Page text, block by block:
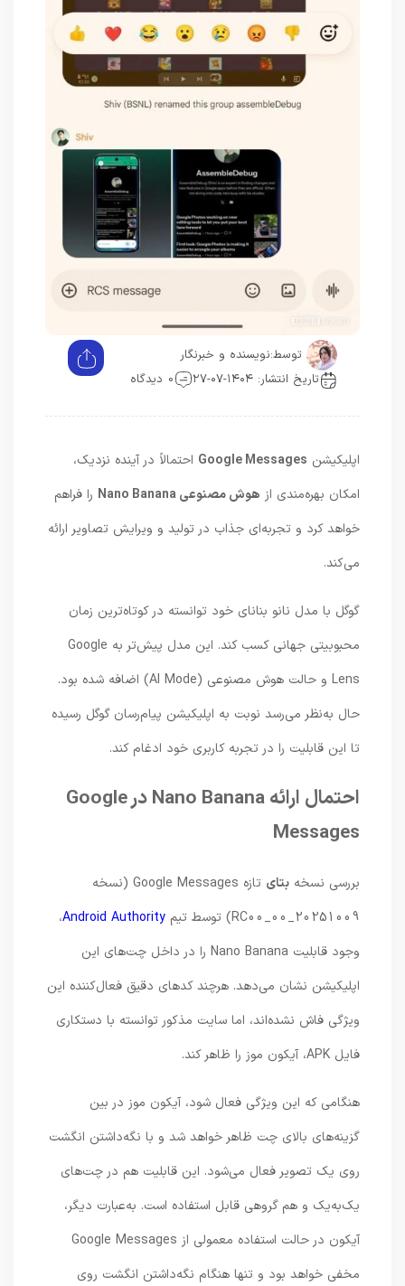
توسط: نویسنده و خبرنگار
تاریخ انتشار: ۱۴۰۴-۰۷-۲۷
0 دیدگاه
اپلیکیشنGoogle Messagesاحتمالاً در آینده نزدیک،
امکان بهره‌مندی ازهوش مصنوعی Nano Banana
را فراهم
خواهد کرد و تجربه‌ای جذاب در تولید و ویرایش تصاویر ارائه
گوگل با مدل نانو بنانای خود توانسته در کوتاه‌ترین زمان
محبوبیتی جهانی کسب کند. این مدل پیش‌تر به Google
Lens و حالت هوش مصنوعی (AI Mode) اضافه شده بود.
حال به‌نظر می‌رسد نوبت به اپلیکیشن پیام‌رسان گوگل رسیده
تا این قابلیت را در تجربه کاربری خود ادغام کند.
احتمال ارائه Nano Banana در Google
Messages
بررسی نسخه بتای
تازه Google Messages (نسخه
20251009_00_RC00) توسط تیم
Android Authority،
وجود قابلیت Nano Banana را در داخل چت‌های این
اپلیکیشن نشان می‌دهد. هرچند کدهای دقیق فعال‌کننده این
ویژگی فاش نشده‌اند، اما سایت مذکور توانسته با دستکاری
هنگامی که این ویژگی فعال شود، آیکون موز در بین
گزینه‌های بالای چت ظاهر خواهد شد و با نگه‌داشتن انگشت
روی یک تصویر فعال می‌شود. این قابلیت هم در چت‌های
یک‌به‌یک و هم گروهی قابل استفاده است. به‌عبارت دیگر،
آیکون در حالت استفاده معمولی از Google Messages
مخفی خواهد بود و تنها هنگام نگه‌داشتن انگشت روی